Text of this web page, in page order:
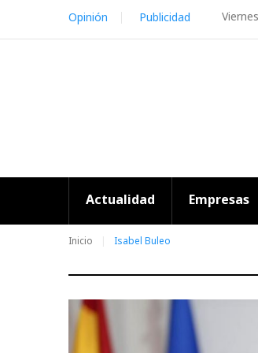
content
Opinión Publicidad
Actualidad Empresas
Inicio Isabel Buleo
Etiqueta: